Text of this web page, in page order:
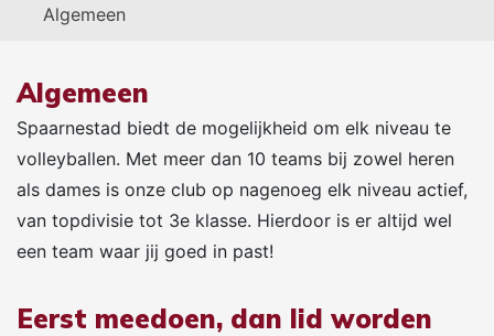
Algemeen
Algemeen
Spaarnestad biedt de mogelijkheid om elk niveau te
volleyballen. Met meer dan 10 teams bij zowel heren
als dames is onze club op nagenoeg elk niveau actief,
van topdivisie tot 3e klasse. Hierdoor is er altijd wel
een team waar jij goed in past!
Eerst meedoen, dan lid worden